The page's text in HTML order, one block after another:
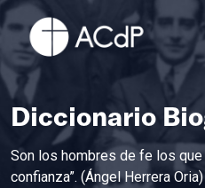
Diccionario
Son los hombres de fe los que
confianza”. (Ángel Herrera Oria)